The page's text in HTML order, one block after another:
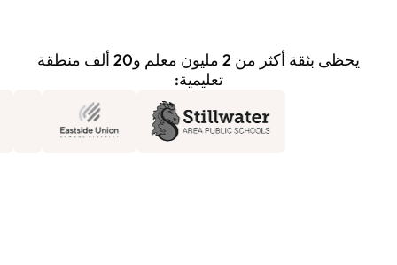
يحظى بثقة أكثر من 2 مليون معلم و20 ألف منطقة
تعليمية: